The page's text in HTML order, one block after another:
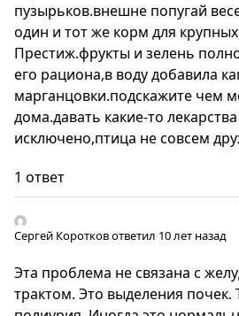
пузырьков.внешне попугай
один и тот же корм для
Престиж.фрукты и зелень
его рациона,в воду добавила
марганцовки.подскажите чем
дома.давать какие-то
исключено,птица не совсем
1 ответ
Сергей Коротковответил 10 лет назад
Эта проблема не связана с
трактом. Это выделения почек.